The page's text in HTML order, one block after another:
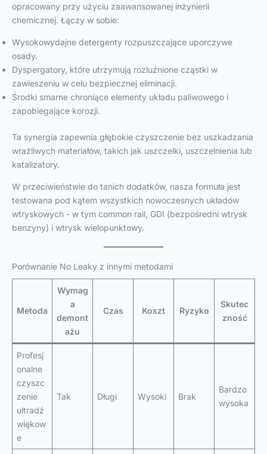
opracowany przy użyciu zaawansowanej inżynierii
chemicznej. Łączy w sobie:
Wysokowydajne detergenty rozpuszczające uporczywe
osady.
Dyspergatory, które utrzymują rozluźnione cząstki w
zawieszeniu w celu bezpiecznej eliminacji.
Środki smarne chroniące elementy układu paliwowego i
zapobiegające korozji.
Ta synergia zapewnia głębokie czyszczenie bez uszkadzania
wrażliwych materiałów, takich jak uszczelki, uszczelnienia lub
katalizatory.
W przeciwieństwie do tanich dodatków, nasza formuła jest
testowana pod kątem wszystkich nowoczesnych układów
wtryskowych - w tym common rail, GDI (bezpośredni wtrysk
benzyny) i wtrysk wielopunktowy.
Porównanie No Leaky z innymi metodami
Metoda
Wymag
a
demont
ażu
Czas Koszt Ryzyko
Skutec
zność
Profesj
onalne
czyszc
zenie
ultradź
więkow
e
Tak Długi Wysoki Brak
Bardzo
wysoka